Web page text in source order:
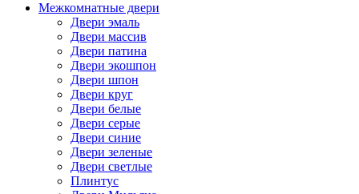
Межкомнатные двери
Двери эмаль
Двери массив
Двери патина
Двери экошпон
Двери шпон
Двери круг
Двери белые
Двери серые
Двери синие
Двери зеленые
Двери светлые
Плинтус